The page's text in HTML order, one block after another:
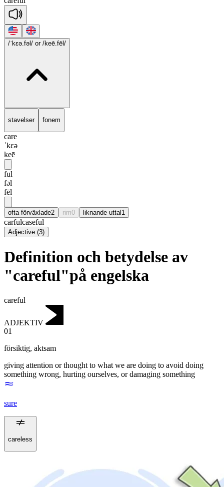
/ˈkɛə.fəl/ or /keē.fēl/
stavelser fonem
care
ˈkɛə
keē
ful
fəl
fēl
ofta förväxlade2 rim0 liknande uttal1
carfulcaseful
Adjective (3)
Definition och betydelse av
"careful"på engelska
careful
ADJEKTIV
01
försiktig, aktsam
giving attention or thought to what we are doing to avoid doing
something wrong, hurting ourselves, or damaging something
sure
careless